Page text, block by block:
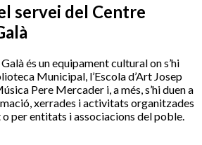
servei del Centre
és un equipament cultural on s’hi
Municipal, l’Escola d’Art Josep
Pere Mercader i, a més, s’hi duen a
xerrades i activitats organitzades
per entitats i associacions del poble.